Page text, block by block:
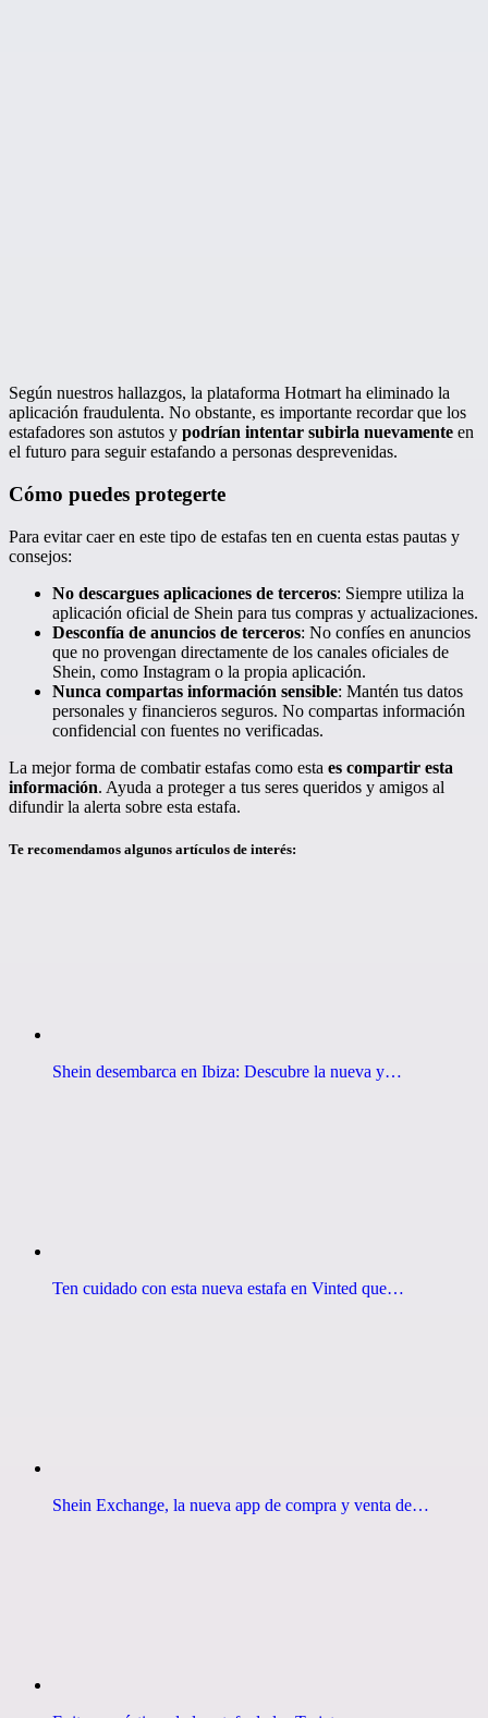
Según nuestros hallazgos, la plataforma Hotmart ha eliminado la
aplicación fraudulenta. No obstante, es importante recordar que los
estafadores son astutos y podrían intentar subirla nuevamente en
el futuro para seguir estafando a personas desprevenidas.
Cómo puedes protegerte
Para evitar caer en este tipo de estafas ten en cuenta estas pautas y
consejos:
No descargues aplicaciones de terceros: Siempre utiliza la
aplicación oficial de Shein para tus compras y actualizaciones.
Desconfía de anuncios de terceros: No confíes en anuncios
que no provengan directamente de los canales oficiales de
Shein, como Instagram o la propia aplicación.
Nunca compartas información sensible: Mantén tus datos
personales y financieros seguros. No compartas información
confidencial con fuentes no verificadas.
La mejor forma de combatir estafas como esta es compartir esta
información. Ayuda a proteger a tus seres queridos y amigos al
difundir la alerta sobre esta estafa.
Te recomendamos algunos artículos de interés:
Shein desembarca en Ibiza: Descubre la nueva y…
Ten cuidado con esta nueva estafa en Vinted que…
Shein Exchange, la nueva app de compra y venta de…